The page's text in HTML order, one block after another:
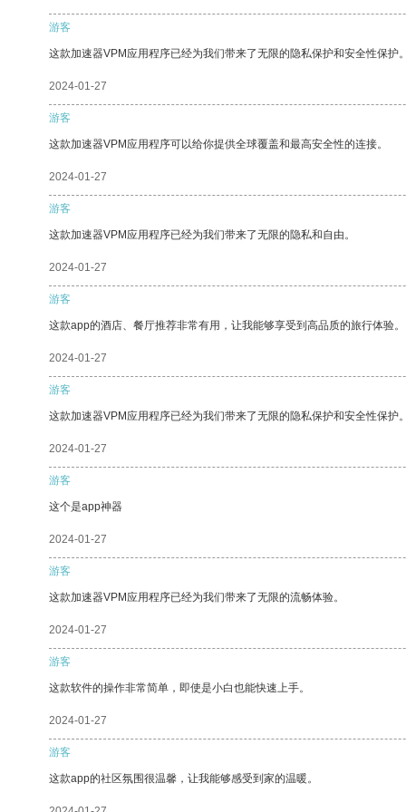
游客
这款加速器VPM应用程序已经为我们带来了无限的隐私保护和安全性保护
2024-01-27
游客
这款加速器VPM应用程序可以给你提供全球覆盖和最高安全性的连接。
2024-01-27
游客
这款加速器VPM应用程序已经为我们带来了无限的隐私和自由。
2024-01-27
游客
这款app的酒店、餐厅推荐非常有用，让我能够享受到高品质的旅行体验。
2024-01-27
游客
这款加速器VPM应用程序已经为我们带来了无限的隐私保护和安全性保护
2024-01-27
游客
这个是app神器
2024-01-27
游客
这款加速器VPM应用程序已经为我们带来了无限的流畅体验。
2024-01-27
游客
这款软件的操作非常简单，即使是小白也能快速上手。
2024-01-27
游客
这款app的社区氛围很温馨，让我能够感受到家的温暖。